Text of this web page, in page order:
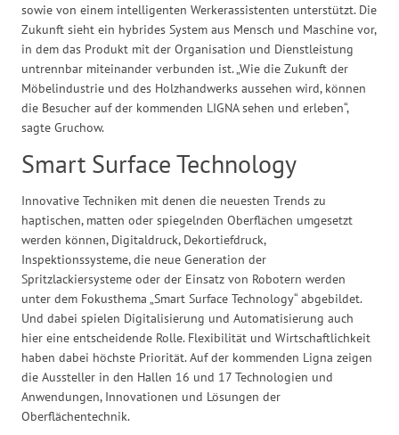
sowie von einem intelligenten Werkerassistenten unterstützt. Die
Zukunft sieht ein hybrides System aus Mensch und Maschine vor,
in dem das Produkt mit der Organisation und Dienstleistung
untrennbar miteinander verbunden ist. „Wie die Zukunft der
Möbelindustrie und des Holzhandwerks aussehen wird, können
die Besucher auf der kommenden LIGNA sehen und erleben“,
sagte Gruchow.
Smart Surface Technology
Innovative Techniken mit denen die neuesten Trends zu
haptischen, matten oder spiegelnden Oberflächen umgesetzt
werden können, Digitaldruck, Dekortiefdruck,
Inspektionssysteme, die neue Generation der
Spritzlackiersysteme oder der Einsatz von Robotern werden
unter dem Fokusthema „Smart Surface Technology“ abgebildet.
Und dabei spielen Digitalisierung und Automatisierung auch
hier eine entscheidende Rolle. Flexibilität und Wirtschaftlichkeit
haben dabei höchste Priorität. Auf der kommenden Ligna zeigen
die Aussteller in den Hallen 16 und 17 Technologien und
Anwendungen, Innovationen und Lösungen der
Oberflächentechnik.